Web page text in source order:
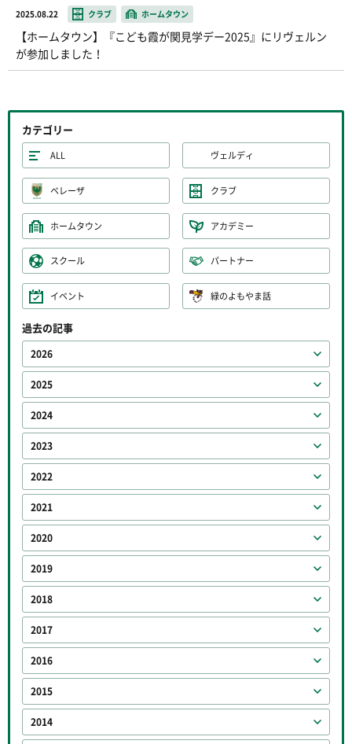
2025.08.22 クラブ ホームタウン
【ホームタウン】『こども霞が関見学デー2025』にリヴェルン
が参加しました！
カテゴリー
ALL ヴェルディ
ベレーザ クラブ
ホームタウン アカデミー
スクール パートナー
イベント 緑のよもやま話
過去の記事
2026
2025
2024
2023
2022
2021
2020
2019
2018
2017
2016
2015
2014